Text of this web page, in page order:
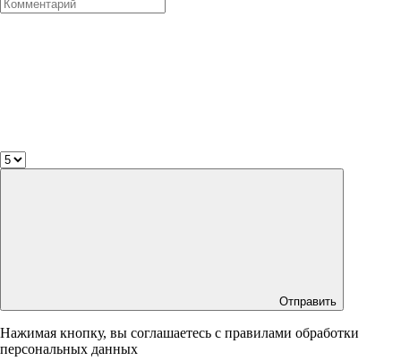
Отправить
Нажимая кнопку, вы соглашаетесь с правилами обработки
персональных данных